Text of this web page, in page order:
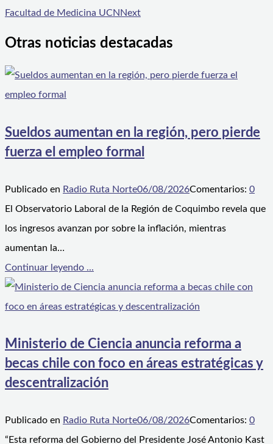
Facultad de Medicina UCNNext
Otras noticias destacadas
Sueldos aumentan en la región, pero pierde
fuerza el empleo formal
Publicado en Radio Ruta Norte06/08/2026Comentarios: 0
El Observatorio Laboral de la Región de Coquimbo revela que
los ingresos avanzan por sobre la inflación, mientras
aumentan la…
Continuar leyendo ...
Ministerio de Ciencia anuncia reforma a
becas chile con foco en áreas estratégicas y
descentralización
Publicado en Radio Ruta Norte06/08/2026Comentarios: 0
“Esta reforma del Gobierno del Presidente José Antonio Kast